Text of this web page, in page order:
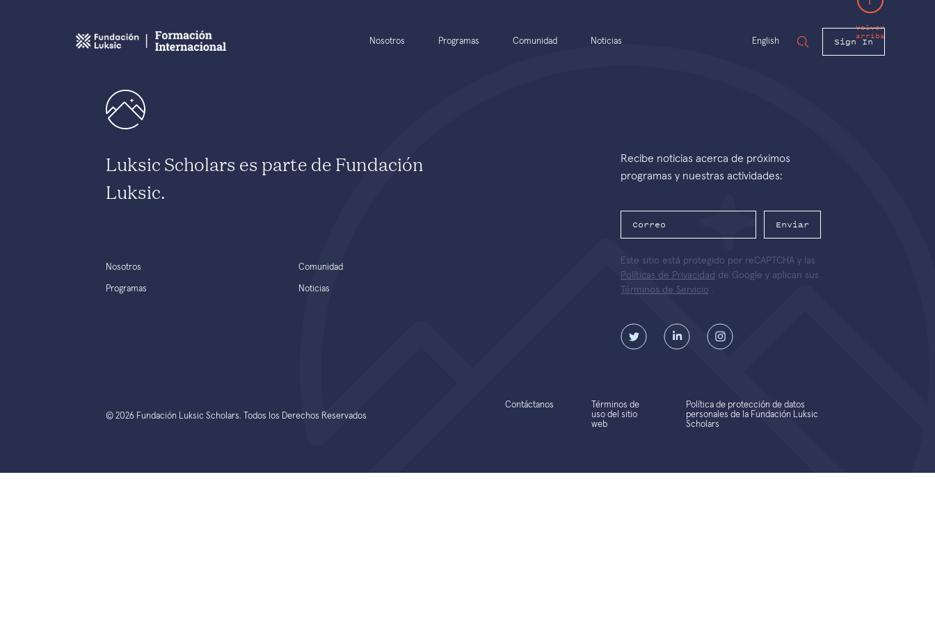
Nosotros Programas Comunidad Noticias English Sign In
Volver
arriba
Luksic Scholars es parte de Fundación
Luksic.
Nosotros
Programas
Comunidad
Noticias
Recibe noticias acerca de próximos
programas y nuestras actividades:
Enviar
Este sitio está protegido por reCAPTCHA y las
Políticas de Privacidad de Google y aplican sus
Términos de Servicio .
© 2026 Fundación Luksic Scholars. Todos los Derechos Reservados
Contáctanos
Términos de
uso del sitio
web
Política de protección de datos
personales de la Fundación Luksic
Scholars